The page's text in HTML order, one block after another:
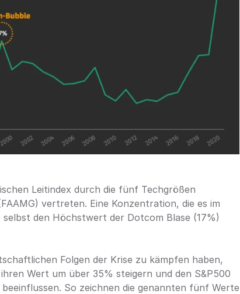
Leitindex durch die fünf Techgrößen
vertreten. Eine Konzentration, die es im
den Höchstwert der Dotcom Blase (17%)
Folgen der Krise zu kämpfen haben,
Wert um über 35% steigern und den S&P500
So zeichnen die genannten fünf Werte